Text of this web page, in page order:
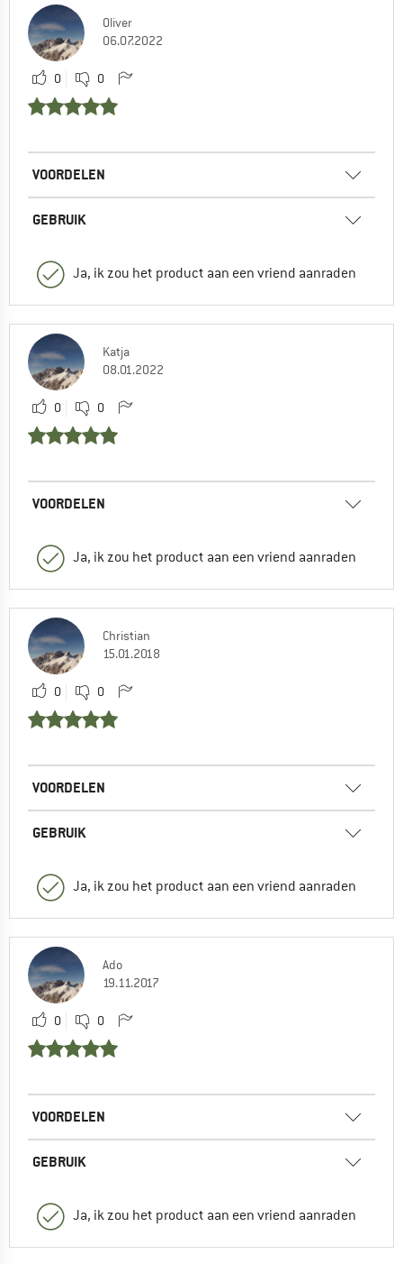
Oliver
06.07.2022
0 0
VOORDELEN
GEBRUIK
Ja, ik zou het product aan een vriend aanraden
Katja
08.01.2022
0 0
VOORDELEN
Ja, ik zou het product aan een vriend aanraden
Christian
15.01.2018
0 0
VOORDELEN
GEBRUIK
Ja, ik zou het product aan een vriend aanraden
Ado
19.11.2017
0 0
VOORDELEN
GEBRUIK
Ja, ik zou het product aan een vriend aanraden